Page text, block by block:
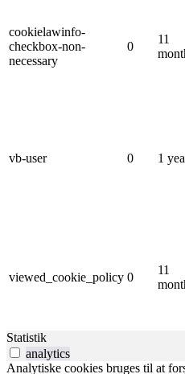
cookielawinfo-
checkbox-non-
necessary
0
11
vb-user 0 1
viewed_cookie_policy 0
11
Statistik
analytics
Analytiske cookies bruges til at